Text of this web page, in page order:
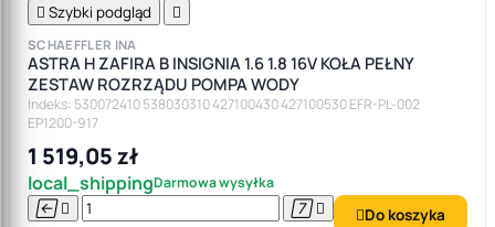
 Szybki podgląd 
SCHAEFFLER INA
ASTRA H ZAFIRA B INSIGNIA 1.6 1.8 16V KOŁA PEŁNY
ZESTAW ROZRZĄDU POMPA WODY
Indeks: 530072410 538030310 427100430 427100530 EFR-PL-002
EP1200-917
1 519,05 zł
local_shippingDarmowa wysyłka
    Do koszyka